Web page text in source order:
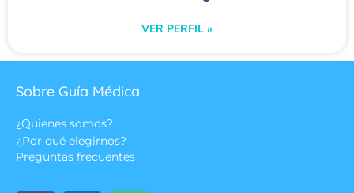
VER PERFIL »
Sobre Guía Médica
¿Quienes somos?
¿Por qué elegirnos?
Preguntas frecuentes